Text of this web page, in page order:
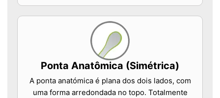
Ponta Anatômica (Simétrica)
A ponta anatómica é plana dos dois lados, com
uma forma arredondada no topo. Totalmente